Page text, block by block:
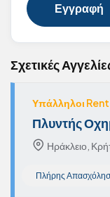
Εγγραφή
Σχετικές
Υπάλληλοι
Πλυντής
Ηράκλειο,
Πλήρης